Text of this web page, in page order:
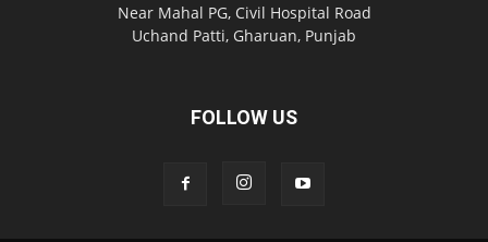
Near Mahal PG, Civil Hospital Road
Uchand Patti, Gharuan, Punjab
FOLLOW US